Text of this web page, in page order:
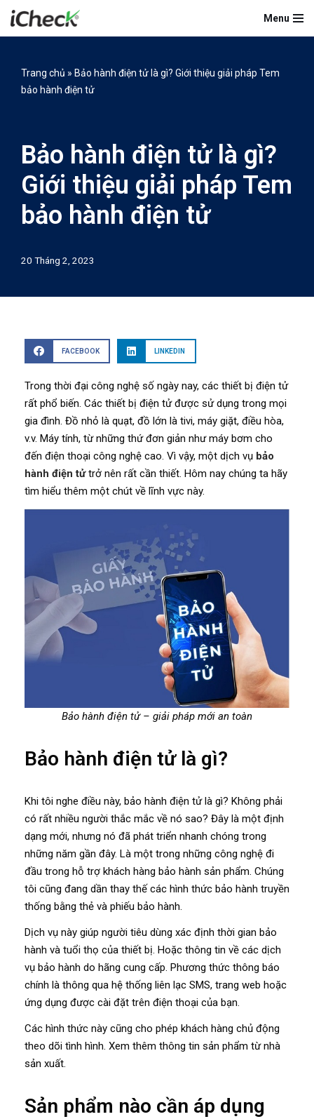
Chuyển
nội
dung
Menu
Trang chủ » Bảo hành điện tử là gì? Giới thiệu giải pháp Tem
bảo hành điện tử
Bảo hành điện tử là gì?
Giới thiệu giải pháp Tem
bảo hành điện tử
20 Tháng 2, 2023
FACEBOOK LINKEDIN
Trong thời đại công nghệ số ngày nay, các thiết bị điện tử
rất phổ biến. Các thiết bị điện tử được sử dụng trong mọi
gia đình. Đồ nhỏ là quạt, đồ lớn là tivi, máy giặt, điều hòa,
v.v. Máy tính, từ những thứ đơn giản như máy bơm cho
đến điện thoại công nghệ cao. Vì vậy, một dịch vụ bảo
hành điện tửtrở nên rất cần thiết. Hôm nay chúng ta hãy
tìm hiểu thêm một chút về lĩnh vực này.
Bảo hành điện tử – giải pháp mới an toàn
Bảo hành điện tử là gì?
Khi tôi nghe điều này, bảo hành điện tử là gì? Không phải
có rất nhiều người thắc mắc về nó sao? Đây là một định
dạng mới, nhưng nó đã phát triển nhanh chóng trong
những năm gần đây. Là một trong những công nghệ đi
đầu trong hỗ trợ khách hàng bảo hành sản phẩm. Chúng
tôi cũng đang dần thay thế các hình thức bảo hành truyền
thống bằng thẻ và phiếu bảo hành.
Dịch vụ này giúp người tiêu dùng xác định thời gian bảo
hành và tuổi thọ của thiết bị. Hoặc thông tin về các dịch
vụ bảo hành do hãng cung cấp. Phương thức thông báo
chính là thông qua hệ thống liên lạc SMS, trang web hoặc
ứng dụng được cài đặt trên điện thoại của bạn.
Các hình thức này cũng cho phép khách hàng chủ động
theo dõi tình hình. Xem thêm thông tin sản phẩm từ nhà
sản xuất.
Sản phẩm nào cần áp dụng